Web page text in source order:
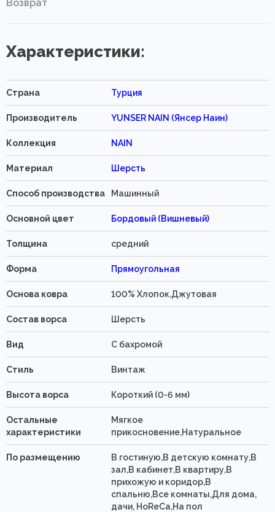
Возврат
Характеристики:
Страна Турция
Производитель YUNSER NAIN (Янсер Наин)
Коллекция NAIN
Материал Шерсть
Способ производства Машинный
Основной цвет Бордовый (Вишневый)
Толщина средний
Форма Прямоугольная
Основа ковра 100% Хлопок,Джутовая
Состав ворса Шерсть
Вид C бахромой
Стиль Винтаж
Высота ворса Короткий (0-6 мм)
Остальные
характеристики
Мягкое
прикосновение,Натуральное
По размещению
В гостиную,В детскую комнату,В
зал,В кабинет,В квартиру,В
прихожую и коридор,В
спальню,Все комнаты,Для дома,
дачи, HoReCa,На пол